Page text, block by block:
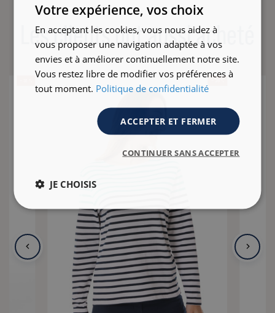
Les clients ont aussi acheté
Votre expérience, vos choix
En acceptant les cookies, vous nous aidez à
vous proposer une navigation adaptée à vos
envies et à améliorer continuellement notre site.
Vous restez libre de modifier vos préférences à
tout moment. Politique de confidentialité
ACCEPTER ET FERMER
CONTINUER SANS ACCEPTER
JE CHOISIS